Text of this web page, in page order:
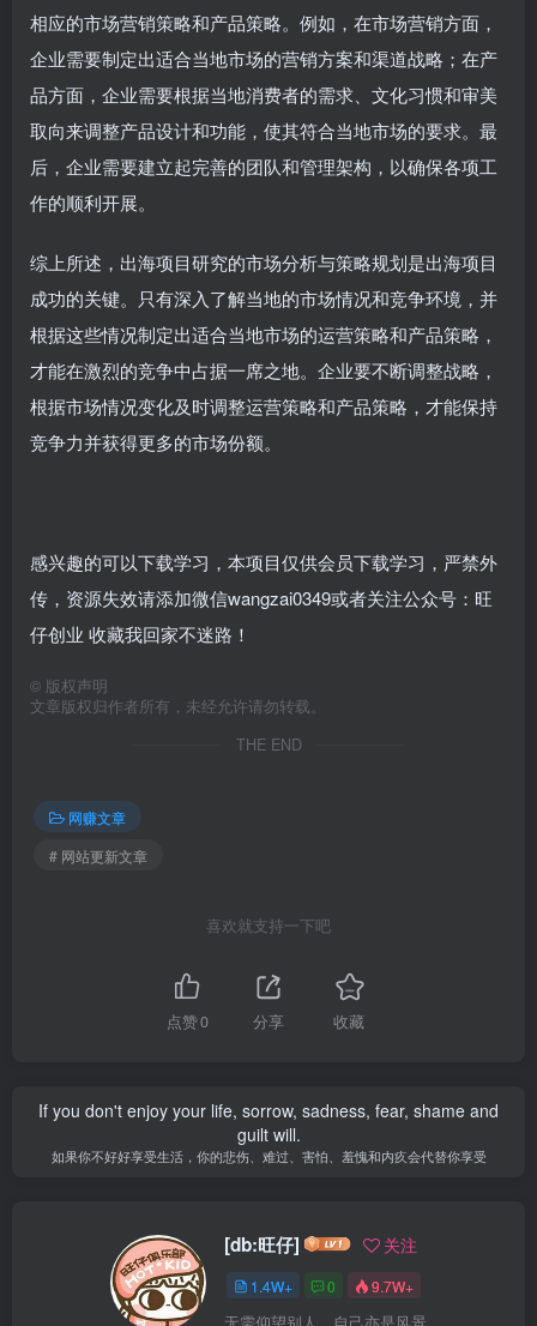
相应的市场营销策略和产品策略。例如，在市场营销方面，
企业需要制定出适合当地市场的营销方案和渠道战略；在产
品方面，企业需要根据当地消费者的需求、文化习惯和审美
取向来调整产品设计和功能，使其符合当地市场的要求。最
后，企业需要建立起完善的团队和管理架构，以确保各项工
作的顺利开展。
综上所述，出海项目研究的市场分析与策略规划是出海项目
成功的关键。只有深入了解当地的市场情况和竞争环境，并
根据这些情况制定出适合当地市场的运营策略和产品策略，
才能在激烈的竞争中占据一席之地。企业要不断调整战略，
根据市场情况变化及时调整运营策略和产品策略，才能保持
竞争力并获得更多的市场份额。
感兴趣的可以下载学习，本项目仅供会员下载学习，严禁外
传，资源失效请添加微信wangzai0349或者关注公众号：旺
仔创业 收藏我回家不迷路！
© 版权声明
文章版权归作者所有，未经允许请勿转载。
THE END
网赚文章
# 网站更新文章
喜欢就支持一下吧
点赞0 分享 收藏
If you don't enjoy your life, sorrow, sadness, fear, shame and
guilt will.
如果你不好好享受生活，你的悲伤、难过、害怕、羞愧和内疚会代替你享受
[db:旺仔] 关注
1.4W+ 0 9.7W+